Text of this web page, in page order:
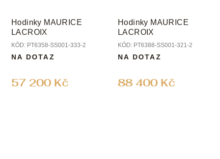
Hodinky MAURICE
LACROIX
KÓD: PT6358-SS001-333-2
57 200 Kč
NA DOTAZ
Hodinky MAURICE
LACROIX
KÓD: PT6388-SS001-321-2
88 400 Kč
NA DOTAZ